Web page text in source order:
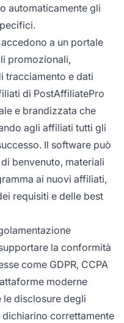
automaticamente gli
a un portale
promozionali,
tracciamento e dati
di PostAffiliatePro
e brandizzata che
agli affiliati tutti gli
Il software può
benvenuto, materiali
ai nuovi affiliati,
requisiti e delle best
la conformità
come GDPR, CCPA
moderne
le disclosure degli
correttamente